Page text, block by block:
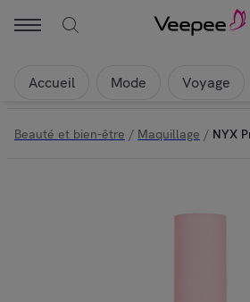
Accueil Mode Voyage
Beauté et bien-être / Maquillage / NYX